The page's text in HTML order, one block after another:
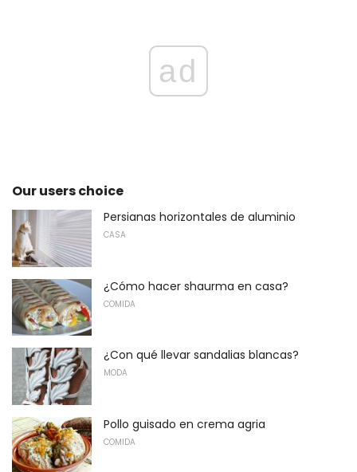
ad
Our users choice
Persianas horizontales de aluminio
CASA
¿Cómo hacer shaurma en casa?
COMIDA
¿Con qué llevar sandalias blancas?
MODA
Pollo guisado en crema agria
COMIDA